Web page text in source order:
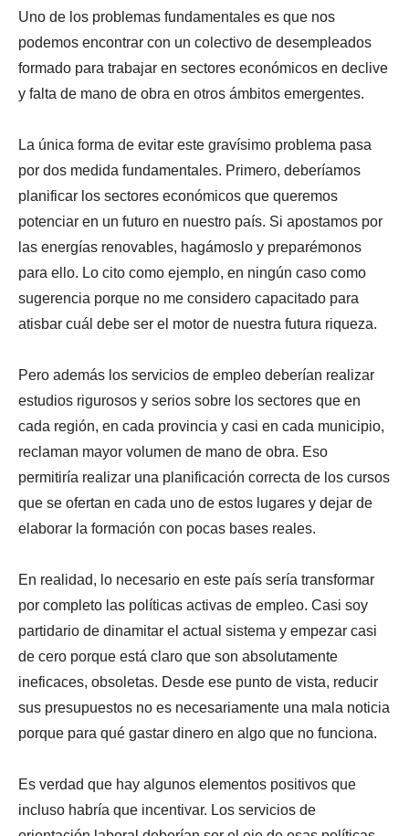
Uno de los problemas fundamentales es que nos
podemos encontrar con un colectivo de desempleados
formado para trabajar en sectores económicos en declive
y falta de mano de obra en otros ámbitos emergentes.
La única forma de evitar este gravísimo problema pasa
por dos medida fundamentales. Primero, deberíamos
planificar los sectores económicos que queremos
potenciar en un futuro en nuestro país. Si apostamos por
las energías renovables, hagámoslo y preparémonos
para ello. Lo cito como ejemplo, en ningún caso como
sugerencia porque no me considero capacitado para
atisbar cuál debe ser el motor de nuestra futura riqueza.
Pero además los servicios de empleo deberían realizar
estudios rigurosos y serios sobre los sectores que en
cada región, en cada provincia y casi en cada municipio,
reclaman mayor volumen de mano de obra. Eso
permitiría realizar una planificación correcta de los cursos
que se ofertan en cada uno de estos lugares y dejar de
elaborar la formación con pocas bases reales.
En realidad, lo necesario en este país sería transformar
por completo las políticas activas de empleo. Casi soy
partidario de dinamitar el actual sistema y empezar casi
de cero porque está claro que son absolutamente
ineficaces, obsoletas. Desde ese punto de vista, reducir
sus presupuestos no es necesariamente una mala noticia
porque para qué gastar dinero en algo que no funciona.
Es verdad que hay algunos elementos positivos que
incluso habría que incentivar. Los servicios de